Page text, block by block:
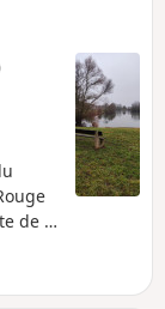
de 1